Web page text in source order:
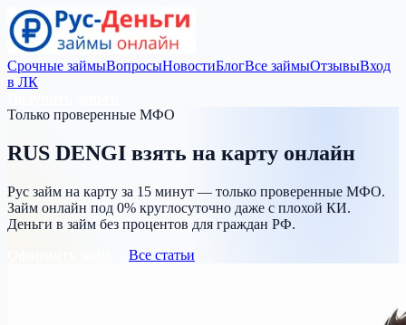
Срочные займыВопросыНовостиБлогВсе займыОтзывыВход
в ЛК
Только проверенные МФО
RUS DENGI взять на карту онлайн
Рус займ на карту за 15 минут — только проверенные МФО.
Займ онлайн под 0% круглосуточно даже с плохой КИ.
Деньги в займ без процентов для граждан РФ.
Все статьи